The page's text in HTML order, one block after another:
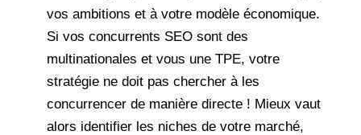
vos ambitions et à votre modèle économique.
Si vos concurrents SEO sont des
multinationales et vous une TPE, votre
stratégie ne doit pas chercher à les
concurrencer de manière directe ! Mieux vaut
alors identifier les niches de votre marché,